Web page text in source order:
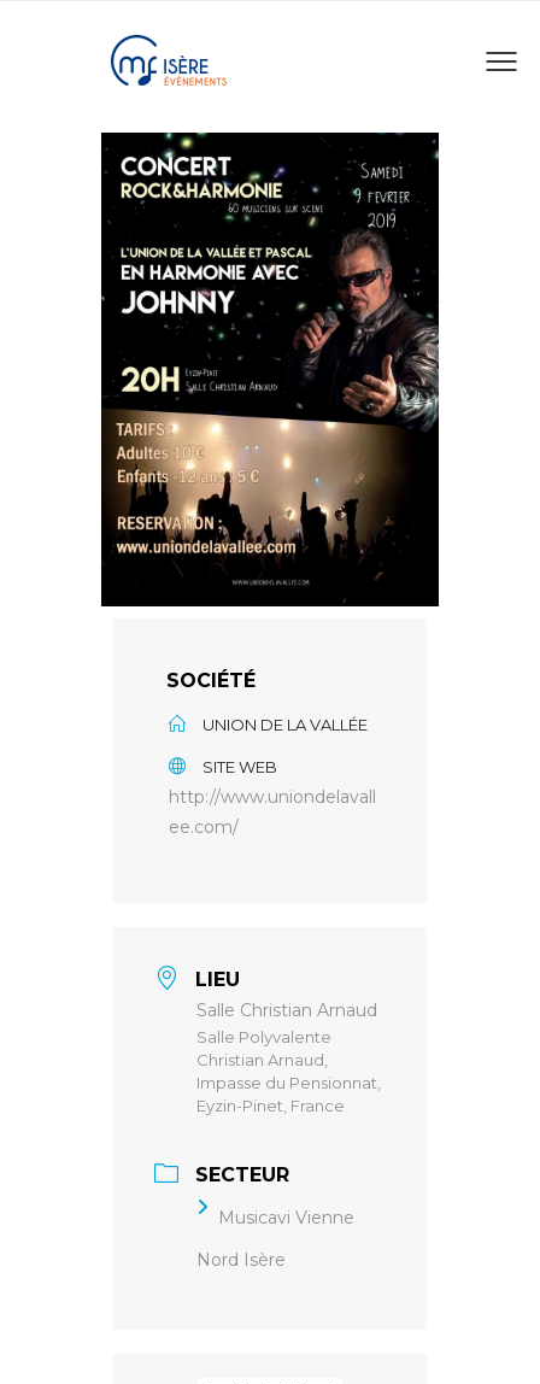
SOCIÉTÉ
UNION DE LA VALLÉE
SITE WEB
http://www.uniondelavall
ee.com/
LIEU
Salle Christian Arnaud
Salle Polyvalente
Christian Arnaud,
Impasse du Pensionnat,
Eyzin-Pinet, France
SECTEUR
Musicavi Vienne
Nord Isère